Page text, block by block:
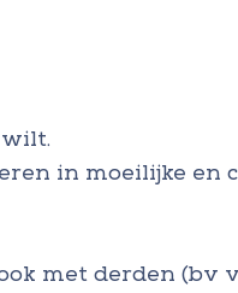
in moeilijke en
met derden (bv